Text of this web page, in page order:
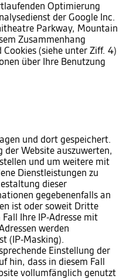
Optimierung
der Google Inc.
Parkway, Mountain
Zusammenhang
(siehe unter Ziff. 4)
über Ihre Benutzung
und dort gespeichert.
Website auszuwerten,
und um weitere mit
Dienstleistungen zu
dieser
gegebenenfalls an
ist oder soweit Dritte
Ihre IP-Adresse mit
werden
(IP-Masking).
Einstellung der
hin, dass in diesem Fall
vollumfänglich genutzt